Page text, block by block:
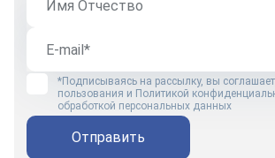
*Подписываясь на рассылку, вы
пользования и Политикой
обработкой персональных данных
Отправить